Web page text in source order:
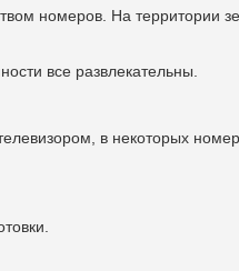
номеров. На территории
все развлекательны.
в некоторых